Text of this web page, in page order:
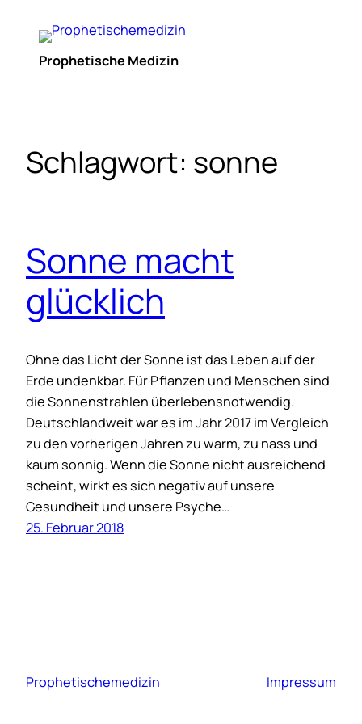
Inhalt
springenProphetische Medizin
Schlagwort: sonne
Sonne macht
glücklich
Ohne das Licht der Sonne ist das Leben auf der
Erde undenkbar. Für Pflanzen und Menschen sind
die Sonnenstrahlen überlebensnotwendig.
Deutschlandweit war es im Jahr 2017 im Vergleich
zu den vorherigen Jahren zu warm, zu nass und
kaum sonnig. Wenn die Sonne nicht ausreichend
scheint, wirkt es sich negativ auf unsere
Gesundheit und unsere Psyche…
25. Februar 2018
Prophetischemedizin Impressum